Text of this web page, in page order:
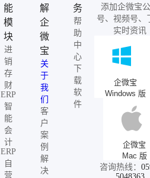
能
模
块
进
销
存
财
ERP
智
能
会
计
ERP
自
营
解
企
微
宝
关
于
我
们
客
户
案
例
解
决
务
帮
助
中
心
下
载
软
件
添加企微宝
号、视频号、
实时资讯
企微宝
Windows 版
企微宝
Mac 版
咨询热线：